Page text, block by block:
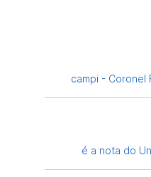
campi - Coronel
é a nota do